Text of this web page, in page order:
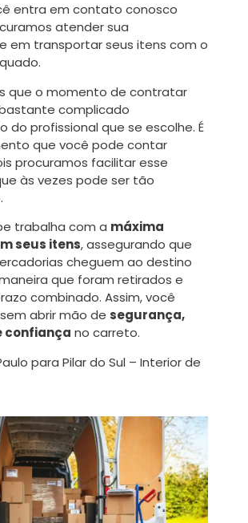
entra em contato conosco
atender sua
em transportar seus itens com o
que o momento de contratar
complicado
do profissional que se escolhe. É
que você pode contar
procuramos facilitar esse
às vezes pode ser tão
trabalha com a máxima
seus itens, assegurando que
cheguem ao destino
que foram retirados e
combinado. Assim, você
abrir mão de segurança,
confiança no carreto.
para Pilar do Sul – Interior de